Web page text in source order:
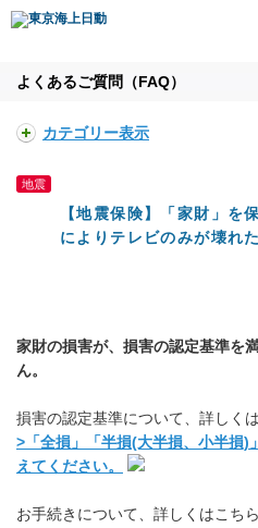
よくあるご質問（FAQ）
カテゴリー表示
地震
【地震保険】「家財」を
によりテレビのみが壊れ
家財の損害が、損害の認定基準を
ん。
損害の認定基準について、詳しく
>「全損」「半損(大半損、小半損)
えてください。
お手続きについて、詳しくはこち